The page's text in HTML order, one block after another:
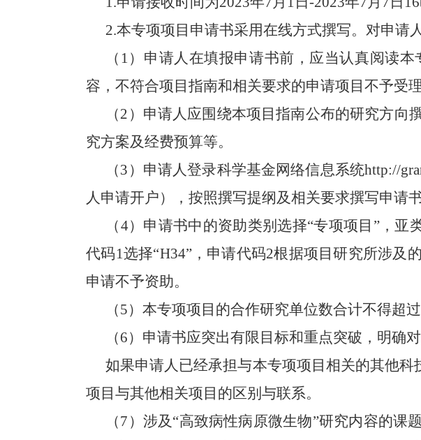
2.本专项项目申请书采用在线方式撰写。对申请
（ 1）申请人在填报申请书前，应当认真阅读本
容，不符合项目指南和相关要求的申请项目不予受理
（2 ）申请人应围绕本项目指南公布的研究方向
究方案及经费预算等。
（3 ）申请人登录科学基金网络信息系统http://
人申请开户），按照撰写提纲及相关要求撰写申请书
（4）申请书中的资助类别选择“专项项目”，亚
代码1选择“H34”，申请代码2根据项目研究所涉及
申请不予资助。
（5）本专项项目的合作研究单位数合计不得超过
（6）申请书应突出有限目标和重点突破，明确
如果申请人已经承担与本专项项目相关的其他
项目与其他相关项目的区别与联系。
（7 ）涉及“高致病性病原微生物”研究内容的课